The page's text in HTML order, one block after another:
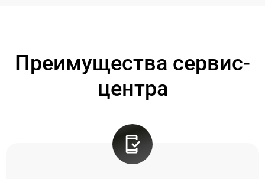
Преимущества сервис-
центра